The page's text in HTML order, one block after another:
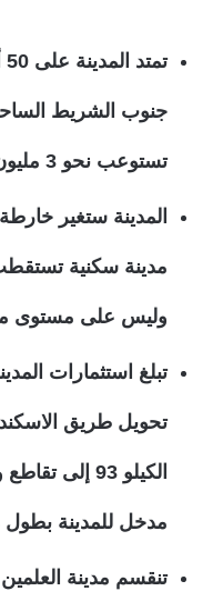
جنوب الشريط
تستوعب نحو 3 مليون نسمة.
المدينة ستغير
مدينة سكنية
وليس على مستوى
تبلغ استثمارات
تحويل طريق
الكيلو 93
مدخل للمدينة بطول 33 كم.
تنقسم مدينة